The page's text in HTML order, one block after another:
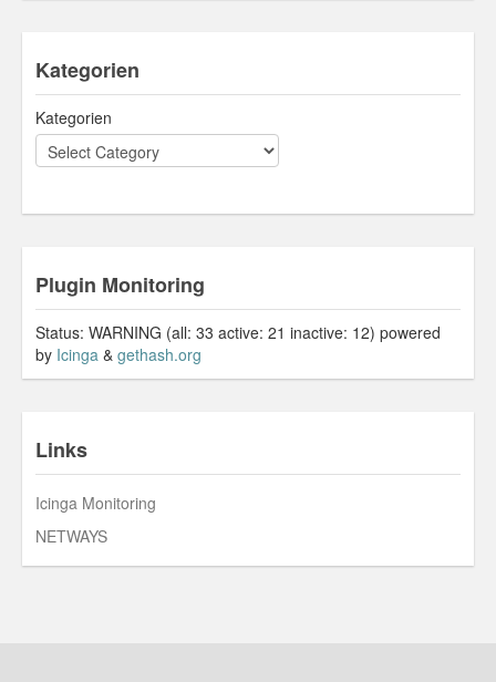
Kategorien
Kategorien
Plugin Monitoring
Status: WARNING (all: 33 active: 21 inactive: 12) powered
by Icinga & gethash.org
Links
Icinga Monitoring
NETWAYS